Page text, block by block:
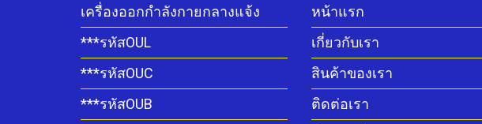
เครื่องออกกำลังกายกลางแจ้ง
***รหัสOUL
***รหัสOUC
***รหัสOUB
หน้าแรก
เกี่ยวกับเรา
สินค้าของเรา
ติดต่อเรา